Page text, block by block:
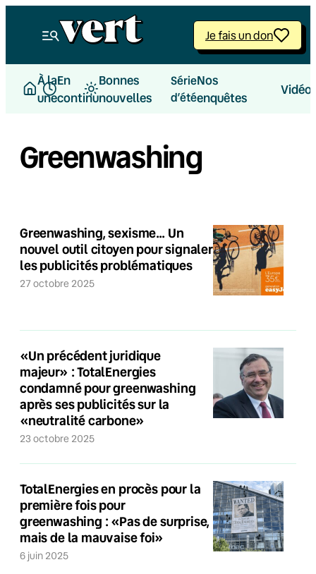
Je fais un don
À la
une
En
continu
Bonnes
nouvelles
Série
d’été
Nos
enquêtes
Greenwashing
Greenwashing, sexisme… Un
nouvel outil citoyen pour signaler
les publicités problématiques
27 octobre 2025
«Un précédent juridique
majeur» : TotalEnergies
condamné pour greenwashing
après ses publicités sur la
«neutralité carbone»
23 octobre 2025
TotalEnergies en procès pour la
première fois pour
greenwashing : «Pas de surprise,
mais de la mauvaise foi»
6 juin 2025